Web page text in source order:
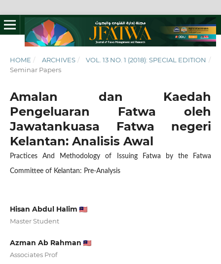
HOME / ARCHIVES / VOL. 13 NO. 1 (2018): SPECIAL EDITION /
Seminar Papers
Amalan dan Kaedah
Pengeluaran Fatwa oleh
Jawatankuasa Fatwa negeri
Kelantan: Analisis Awal
Practices And Methodology of Issuing Fatwa by the Fatwa
Committee of Kelantan: Pre-Analysis
Hisan Abdul Halim
Master Student
Azman Ab Rahman
Associates Prof